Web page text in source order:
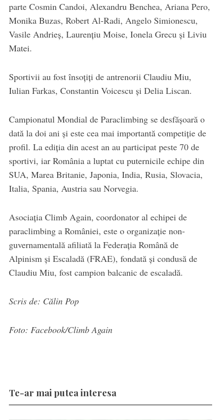
parte Cosmin Candoi, Alexandru Benchea, Ariana Pero,
Monika Buzas, Robert Al-Radi, Angelo Simionescu,
Vasile Andrieș, Laurențiu Moise, Ionela Grecu și Liviu
Matei.
Sportivii au fost însoțiți de antrenorii Claudiu Miu,
Iulian Farkas, Constantin Voicescu și Delia Liscan.
Campionatul Mondial de Paraclimbing se desfășoară o
dată la doi ani și este cea mai importantă competiție de
profil. La ediția din acest an au participat peste 70 de
sportivi, iar România a luptat cu puternicile echipe din
SUA, Marea Britanie, Japonia, India, Rusia, Slovacia,
Italia, Spania, Austria sau Norvegia.
Asociația Climb Again, coordonator al echipei de
paraclimbing a României, este o organizație non-
guvernamentală afiliată la Federația Română de
Alpinism și Escaladă (FRAE), fondată și condusă de
Claudiu Miu, fost campion balcanic de escaladă.
Scris de: Călin Pop
Foto: Facebook/Climb Again
Te-ar mai putea interesa